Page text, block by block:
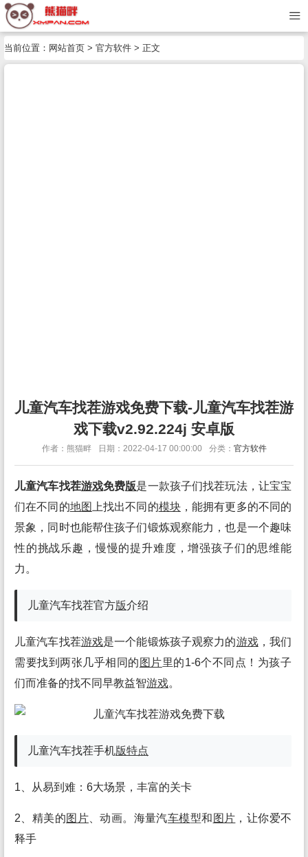
当前位置： 网站首页 > 官方软件 > 正文
儿童汽车找茬游戏免费下载-儿童汽车找茬游
戏下载v2.92.224j 安卓版
作者：熊猫畔 日期：2022-04-17 00:00:00 分类： 官方软件
儿童汽车找茬游戏免费版是一款孩子们找茬玩法，让宝宝
们在不同的地图 上找出不同的模块，能拥有更多的不同的
景象，同时也能帮住孩子们锻炼观察能力，也是一个趣味
性的挑战乐趣，慢慢的提升难度，增强孩子们的思维能
力。
儿童汽车找茬官方版介绍
儿童汽车找茬游戏是一个能锻炼孩子观察力的游戏，我们
需要找到两张几乎相同的 图片里的1-6个不同点！为孩子
们而准备的找不同早教益智游戏。
儿童汽车找茬手机版特点
1、从易到难：6大场景，丰富的关卡
2、精美的图片、动画。海量汽车模型和 图片 ，让你爱不
释手